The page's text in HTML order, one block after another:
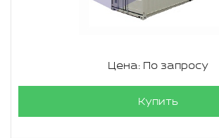
Цена: По запросу
Купить